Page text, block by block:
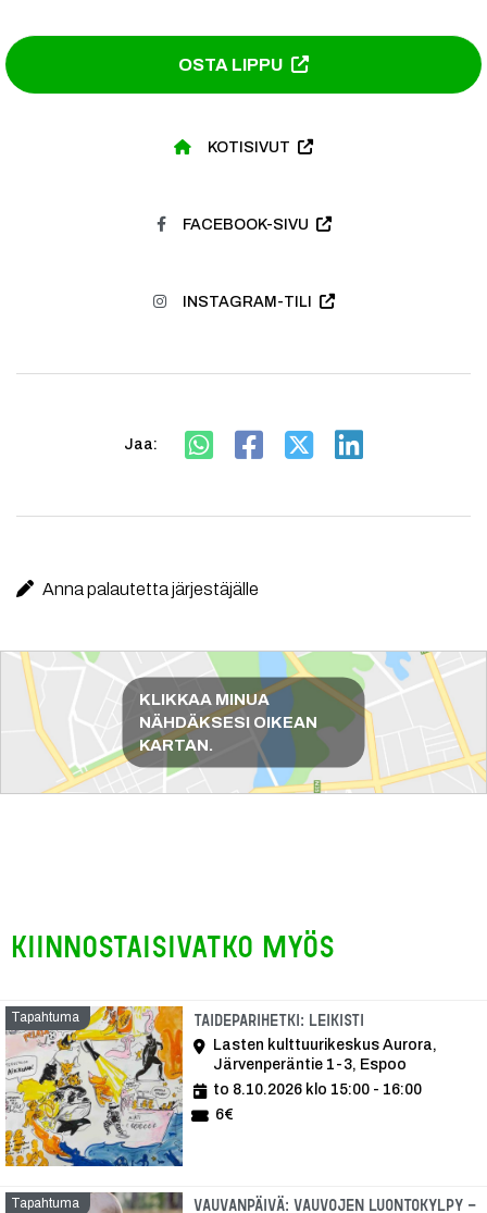
OSTA LIPPU
KOTISIVUT
FACEBOOK-SIVU
INSTAGRAM-TILI
Jaa:
Anna palautetta järjestäjälle
Reittiohjeet
KLIKKAA MINUA
NÄHDÄKSESI OIKEAN
KARTAN.
Kiinnostaisivatko myös
Tapahtuma Taideparihetki: Leikisti
Lasten kulttuurikeskus Aurora,
Järvenperäntie 1-3, Espoo
to 8.10.2026 klo 15:00 - 16:00
6€
Tapahtuma Vauvanpäivä: Vauvojen luontokylpy -